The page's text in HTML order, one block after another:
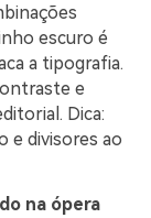
escuro é
a tipografia.
e
Dica:
e divisores ao
na ópera